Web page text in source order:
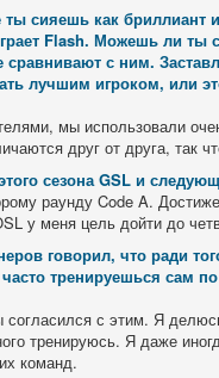
сияешь как бриллиант
Flash. Можешь ли ты
с ним.
лучшим игроком, или
мы использовали
друг от друга, так
сезона GSL и
раунду Code A.
у меня цель дойти до
говорил, что ради
тренируешься сам
с этим. Я
тренируюсь. Я даже
команд.